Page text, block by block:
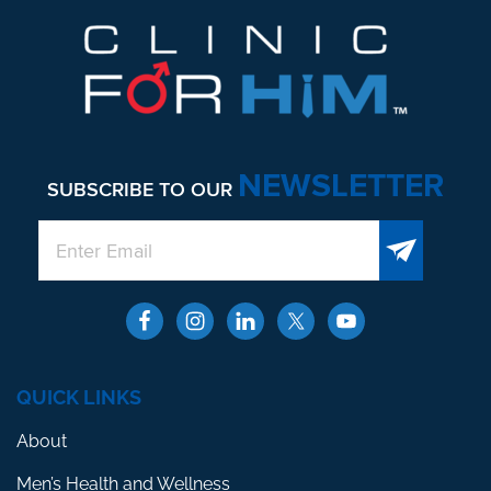
SUBSCRIBE TO OUR NEWSLETTER
QUICK LINKS
About
Men’s Health and Wellness